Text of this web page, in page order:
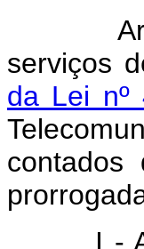
serviços
da Lei
contados
I -